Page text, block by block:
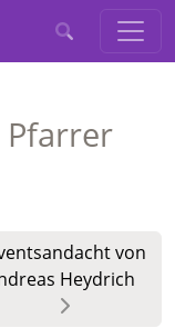
von
Heydrich